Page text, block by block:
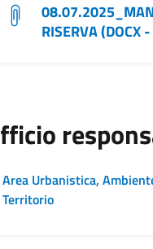
RISERVA (DOCX
Area Urbanistica,
Territorio